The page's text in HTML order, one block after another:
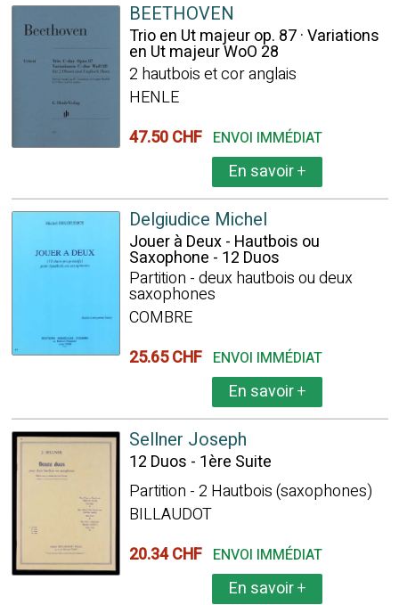
BEETHOVEN
Trio en Ut majeur op. 87 · Variations
en Ut majeur WoO 28
2 hautbois et cor anglais
HENLE
47.50 CHF ENVOI IMMÉDIAT
En savoir+
Delgiudice Michel
Jouer à Deux - Hautbois ou
Saxophone - 12 Duos
Partition - deux hautbois ou deux
saxophones
COMBRE
25.65 CHF ENVOI IMMÉDIAT
En savoir+
Sellner Joseph
12 Duos - 1ère Suite
Partition - 2 Hautbois (saxophones)
BILLAUDOT
20.34 CHF ENVOI IMMÉDIAT
En savoir+